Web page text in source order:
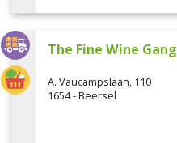
The Fine Wine Gang
A. Vaucampslaan, 110
1654 - Beersel